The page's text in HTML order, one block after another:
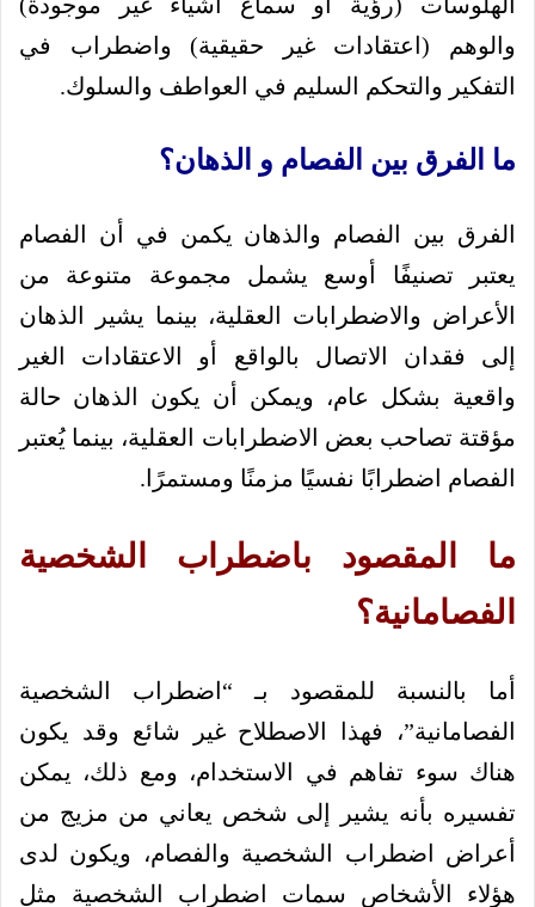
والوهم (اعتقادات غير حقيقية) واضطراب في
التفكير والتحكم السليم في العواطف والسلوك.
ما الفرق بين الفصام و الذهان؟
الفرق بين الفصام والذهان يكمن في أن الفصام
يعتبر تصنيفًا أوسع يشمل مجموعة متنوعة من
الأعراض والاضطرابات العقلية، بينما يشير الذهان
إلى فقدان الاتصال بالواقع أو الاعتقادات الغير
واقعية بشكل عام، ويمكن أن يكون الذهان حالة
مؤقتة تصاحب بعض الاضطرابات العقلية، بينما يُعتبر
الفصام اضطرابًا نفسيًا مزمنًا ومستمرًا.
ما المقصود باضطراب الشخصية
الفصامانية؟
أما بالنسبة للمقصود بـ “اضطراب الشخصية
الفصامانية”، فهذا الاصطلاح غير شائع وقد يكون
هناك سوء تفاهم في الاستخدام، ومع ذلك، يمكن
تفسيره بأنه يشير إلى شخص يعاني من مزيج من
أعراض اضطراب الشخصية والفصام، ويكون لدى
هؤلاء الأشخاص سمات اضطراب الشخصية مثل